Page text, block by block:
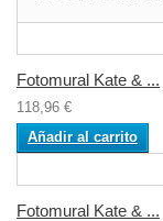
Fotomural Kate & ...
118,96 €
Añadir al carrito
Fotomural Kate & ...